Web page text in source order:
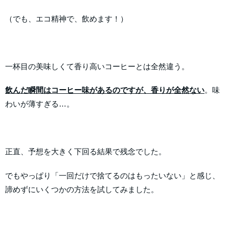
（でも、エコ精神で、飲めます！）
一杯目の美味しくて香り高いコーヒーとは全然違う。
飲んだ瞬間はコーヒー味があるのですが、香りが全然ない。味
わいが薄すぎる…。
正直、予想を大きく下回る結果で残念でした。
でもやっぱり「一回だけで捨てるのはもったいない」と感じ、
諦めずにいくつかの方法を試してみました。